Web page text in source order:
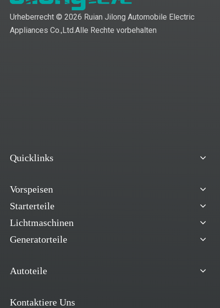
Urheberrecht © 2026 Ruian Jilong Automobile Electric
Appliances Co.,Ltd.Alle Rechte vorbehalten
Quicklinks
Vorspeisen
Starterteile
Lichtmaschinen
Generatorteile
Autoteile
Kontaktiere Uns